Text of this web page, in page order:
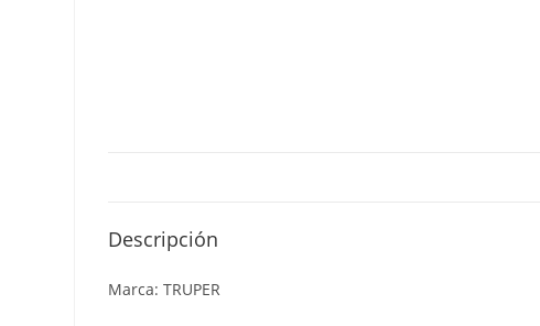
Descripción
Marca: TRUPER